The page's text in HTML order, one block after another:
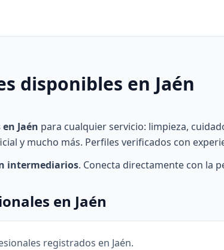
disponibles en Jaén
Jaén para cualquier servicio: limpieza,
y mucho más. Perfiles verificados con
intermediarios. Conecta directamente con la
en Jaén
registrados en Jaén.